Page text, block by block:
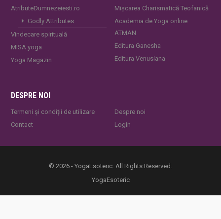
AtributeDumnezeiesti.ro
Godly Attributes
Vindecare spirituală
MISA.yoga
Yoga Magazin
Mișcarea Charismatică Teofanică
Academia de Yoga online
ATMAN
Editura Ganesha
Editura Venusiana
DESPRE NOI
Termeni și condiții de utilizare
Contact
Despre noi
Login
© 2026 - YogaEsoteric. All Rights Reserved.
YogaEsoteric